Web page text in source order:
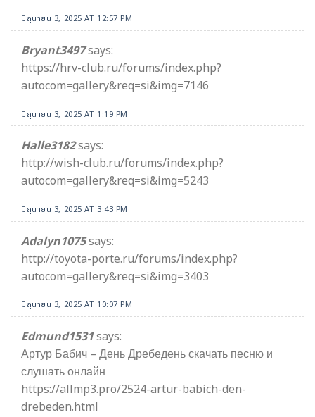
มิถุนายน 3, 2025 AT 12:57 PM
Bryant3497says:
https://hrv-club.ru/forums/index.php?
autocom=gallery&req=si&img=7146
มิถุนายน 3, 2025 AT 1:19 PM
Halle3182says:
http://wish-club.ru/forums/index.php?
autocom=gallery&req=si&img=5243
มิถุนายน 3, 2025 AT 3:43 PM
Adalyn1075says:
http://toyota-porte.ru/forums/index.php?
autocom=gallery&req=si&img=3403
มิถุนายน 3, 2025 AT 10:07 PM
Edmund1531says:
Артур Бабич – День Дребедень скачать песню и
слушать онлайн
https://allmp3.pro/2524-artur-babich-den-
drebeden.html